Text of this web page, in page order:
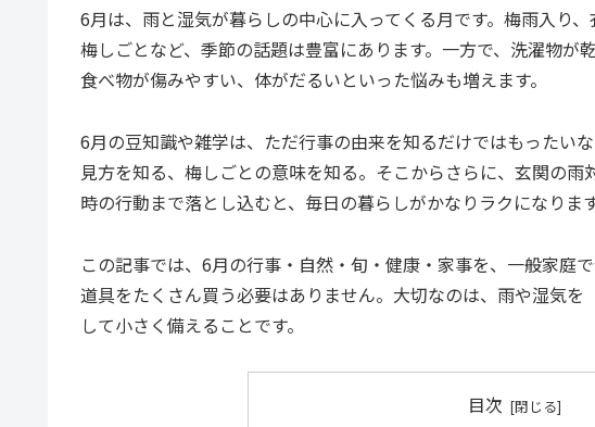
6月は、雨と湿気が暮らしの中心に入ってくる月です。梅雨入り
梅しごとなど、季節の話題は豊富にあります。一方で、洗濯物が
食べ物が傷みやすい、体がだるいといった悩みも増えます。
6月の豆知識や雑学は、ただ行事の由来を知るだけではもったい
見方を知る、梅しごとの意味を知る。そこからさらに、玄関の
時の行動まで落とし込むと、毎日の暮らしがかなりラクになります
この記事では、6月の行事・自然・旬・健康・家事を、一般家庭
道具をたくさん買う必要はありません。大切なのは、雨や湿気
して小さく備えることです。
目次